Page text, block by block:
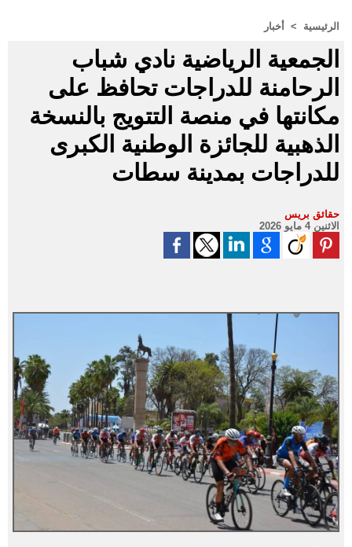
الرئيسية > أخبار
الجمعية الرياضية نادي شباب
الرحامنة للدراجات تحافظ على
مكانتها في منصة التتويج بالنسخة
الذهبية للجائزة الوطنية الكبرى
للدراجات بمدينة سطات
حقائق بريس
الاثنين 4 مايو 2026